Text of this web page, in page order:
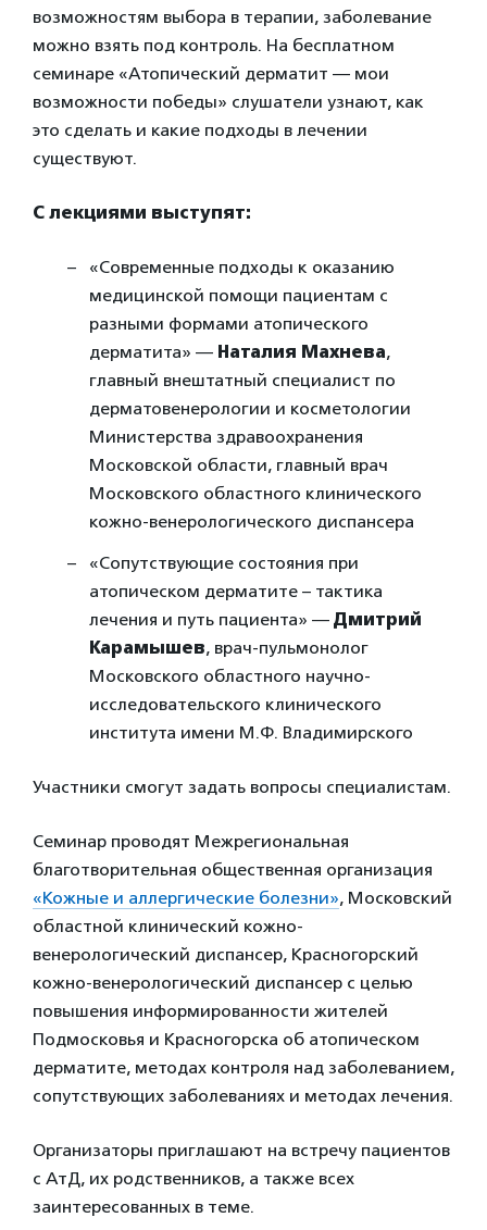
возможностям выбора в терапии, заболевание
можно взять под контроль. На бесплатном
семинаре «Атопический дерматит — мои
возможности победы» слушатели узнают, как
это сделать и какие подходы в лечении
существуют.
С лекциями выступят:
«Современные подходы к оказанию
медицинской помощи пациентам с
разными формами атопического
дерматита» — Наталия Махнева,
главный внештатный специалист по
дерматовенерологии и косметологии
Министерства здравоохранения
Московской области, главный врач
Московского областного клинического
кожно-венерологического диспансера
«Сопутствующие состояния при
атопическом дерматите – тактика
лечения и путь пациента» — Дмитрий
Карамышев, врач-пульмонолог
Московского областного научно-
исследовательского клинического
института имени М.Ф. Владимирского
Участники смогут задать вопросы специалистам.
Семинар проводят Межрегиональная
благотворительная общественная организация
«Кожные и аллергические болезни», Московский
областной клинический кожно-
венерологический диспансер, Красногорский
кожно-венерологический диспансер с целью
повышения информированности жителей
Подмосковья и Красногорска об атопическом
дерматите, методах контроля над заболеванием,
сопутствующих заболеваниях и методах лечения.
Организаторы приглашают на встречу пациентов
с АтД, их родственников, а также всех
заинтересованных в теме.